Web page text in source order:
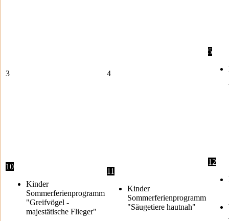
3 4
5
10
Kinder
Sommerferienprogramm
"Greifvögel -
majestätische Flieger"
11
Kinder
Sommerferienprogramm
"Säugetiere hautnah"
12